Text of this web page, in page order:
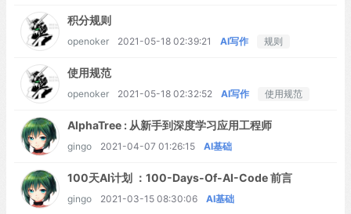
积分规则
openoker 2021-05-18 02:39:21 AI写作 规则
使用规范
openoker 2021-05-18 02:32:52 AI写作 使用规范
AlphaTree : 从新手到深度学习应用工程师
gingo 2021-04-07 01:26:15 AI基础
100天AI计划 ：100-Days-Of-AI-Code 前言
gingo 2021-03-15 08:30:06 AI基础